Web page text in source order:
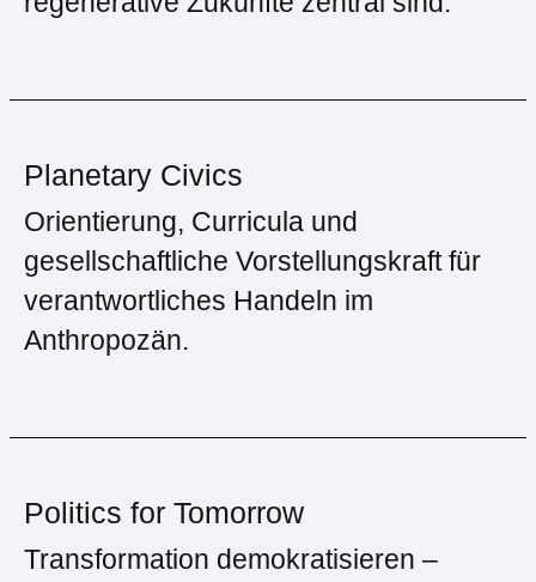
Planetary Civics
Orientierung, Curricula und
gesellschaftliche Vorstellungskraft für
verantwortliches Handeln im
Anthropozän.
Politics for Tomorrow
Transformation demokratisieren –